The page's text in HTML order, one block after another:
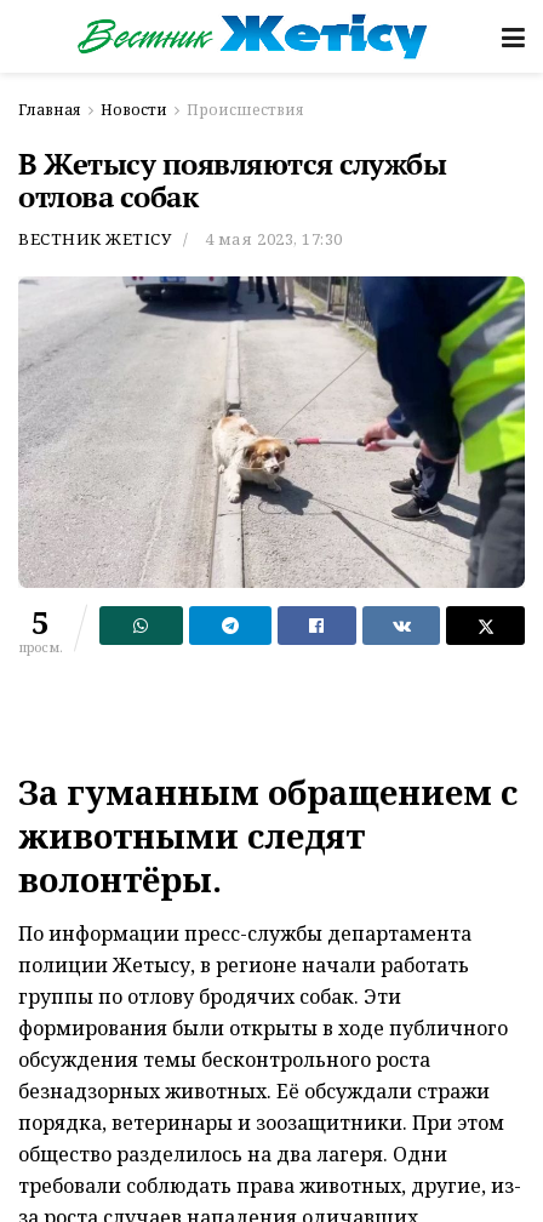
Главная Новости Происшествия
В Жетысу появляются службы
отлова собак
ВЕСТНИК ЖЕТІСУ 4 мая 2023, 17:30
5
просм.
За гуманным обращением с
животными следят
волонтёры.
По информации пресс-службы департамента
полиции Жетысу, в регионе начали работать
группы по отлову бродячих собак. Эти
формирования были открыты в ходе публичного
обсуждения темы бесконтрольного роста
безнадзорных животных. Её обсуждали стражи
порядка, ветеринары и зоозащитники. При этом
общество разделилось на два лагеря. Одни
требовали соблюдать права животных, другие, из-